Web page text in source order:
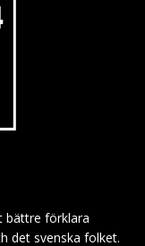
bättre förklara
det svenska folket.